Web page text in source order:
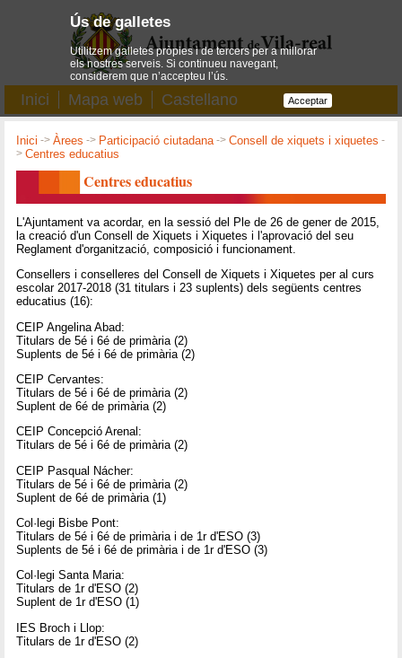
Inici Mapa web Castellano
Inici ->Àrees -> Participació ciutadana->Consell de xiquets i xiquetes -
>Centres educatius
Centres educatius
L'Ajuntament va acordar, en la sessió del Ple de 26 de gener de 2015,
la creació d'un Consell de Xiquets i Xiquetes i l'aprovació del seu
Reglament d'organització, composició i funcionament.
Consellers i conselleres del Consell de Xiquets i Xiquetes per al curs
escolar 2017-2018 (31 titulars i 23 suplents) dels següents centres
educatius (16):
CEIP Angelina Abad:
Titulars de 5é i 6é de primària (2)
Suplents de 5é i 6é de primària (2)
CEIP Cervantes:
Titulars de 5é i 6é de primària (2)
Suplent de 6é de primària (2)
CEIP Concepció Arenal:
Titulars de 5é i 6é de primària (2)
CEIP Pasqual Nácher:
Titulars de 5é i 6é de primària (2)
Suplent de 6é de primària (1)
Col·legi Bisbe Pont:
Titulars de 5é i 6é de primària i de 1r d'ESO (3)
Suplents de 5é i 6é de primària i de 1r d'ESO (3)
Col·legi Santa Maria:
Titulars de 1r d'ESO (2)
Suplent de 1r d'ESO (1)
IES Broch i Llop:
Titulars de 1r d'ESO (2)
Ús de galletes
Utilitzem galletes pròpies i de tercers per a millorar
els nostres serveis. Si continueu navegant,
considerem que n’accepteu l’ús.
Acceptar